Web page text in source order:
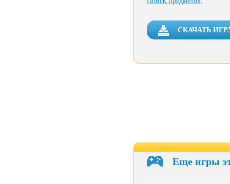
СКАЧАТЬ
Еще игры